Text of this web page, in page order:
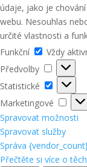
údaje, jako je
webu. Nesouhlas
určité vlastnosti a
Funkční
Funkční
Vždy
Předvolby
Statistické
Marketingové
Spravovat možnosti
Spravovat služby
Správa
Přečtěte si více o